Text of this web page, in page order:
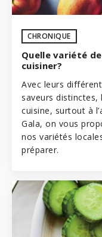
CHRONIQUE
Quelle variété
cuisiner?
Avec leurs
saveurs
cuisine, surtout à
Gala, on vous
nos variétés
préparer.